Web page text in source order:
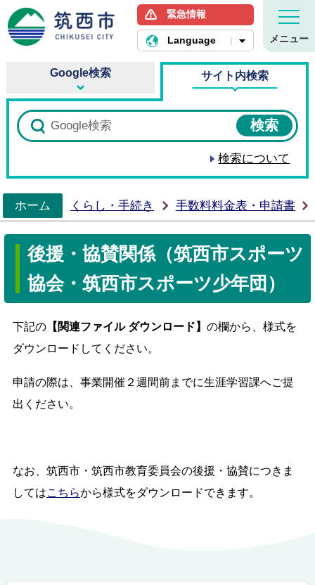
筑西市ホームページ
緊急情報
Language メニュー
Google検索 サイト内検索
検索について
ホーム
くらし・手続き 手数料料金表・申請書
後援・協賛関係（筑西市スポーツ
協会・筑西市スポーツ少年団）
下記の【関連ファイル ダウンロード】 の欄から、様式を
ダウンロードしてください。
申請の際は、事業開催２週間前までに生涯学習課へご提
出ください。
なお、筑西市・筑西市教育委員会の後援・協賛につきま
してはこちらから様式をダウンロードできます。